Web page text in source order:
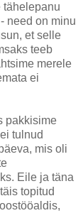
tähelepanu
need on minu
et selle
teeb
merele
ei
pakkisime
tulnud
mis oli
Eile ja täna
topitud